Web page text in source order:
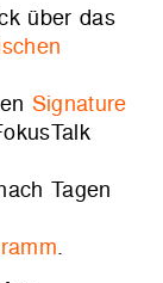
über das
Signature
Tagen
.